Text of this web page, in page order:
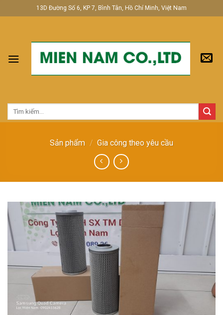
to
13D Đường Số 6, KP 7, Bình Tân, Hồ Chí Minh, Việt Nam
Tìm
Sản phẩm / Gia công theo yêu cầu